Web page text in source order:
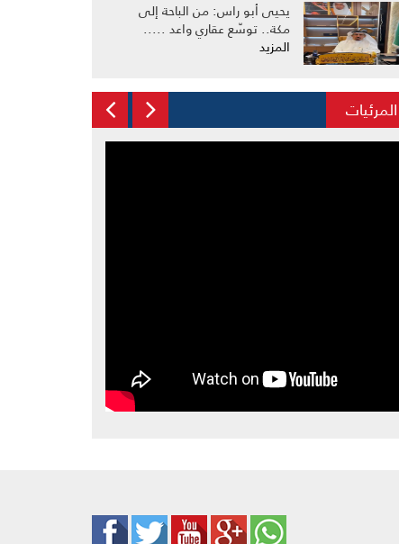
يحيى أبو راس: من الباحة إلى
مكة.. توسّع عقاري واعد .....
المزيد
المرئيات